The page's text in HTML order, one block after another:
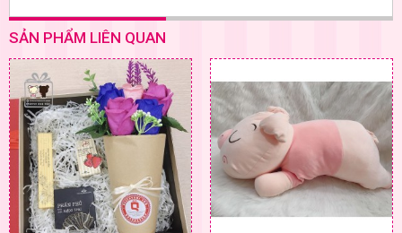
SẢN PHẨM LIÊN QUAN